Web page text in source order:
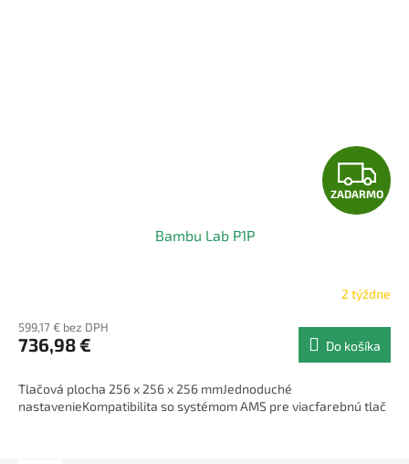
Z
A
A
R
M
O
ZADARMO
Bambu Lab P1P
2 týždne
599,17 € bez DPH
736,98 € Do košíka
Tlačová plocha 256 x 256 x 256 mmJednoduché
nastavenieKompatibilita so systémom AMS pre viacfarebnú tlač